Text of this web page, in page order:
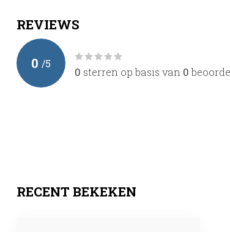
REVIEWS
0 /5
0 sterren op basis van 0
RECENT BEKEKEN